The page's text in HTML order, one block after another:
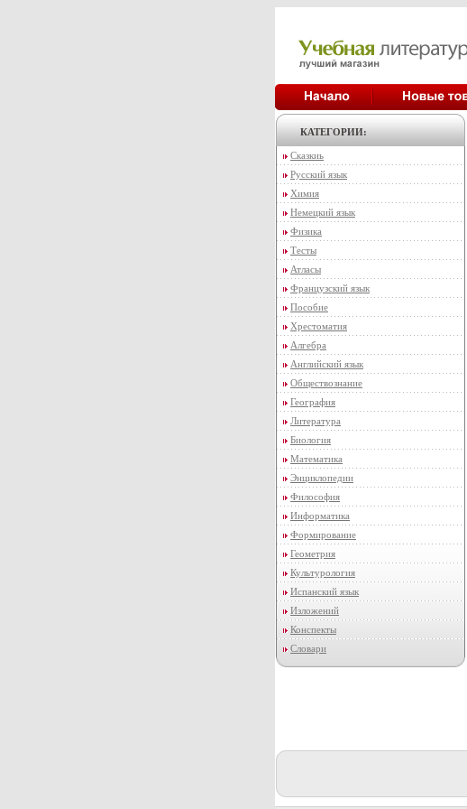
КАТЕГОРИИ:
Сказкиь
Русский язык
Химия
Немецкий язык
Физика
Тесты
Атласы
Французский язык
Пособие
Хрестоматия
Алгебра
Английский язык
Обществознание
География
Литература
Биология
Математика
Энциклопедии
Философия
Информатика
Формирование
Геометрия
Культурология
Испанский язык
Изложений
Конспекты
Словари